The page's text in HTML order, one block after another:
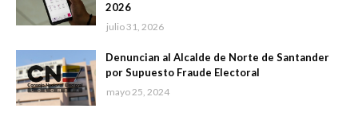
2026
julio 31, 2026
Denuncian al Alcalde de Norte de Santander
por Supuesto Fraude Electoral
mayo 25, 2024